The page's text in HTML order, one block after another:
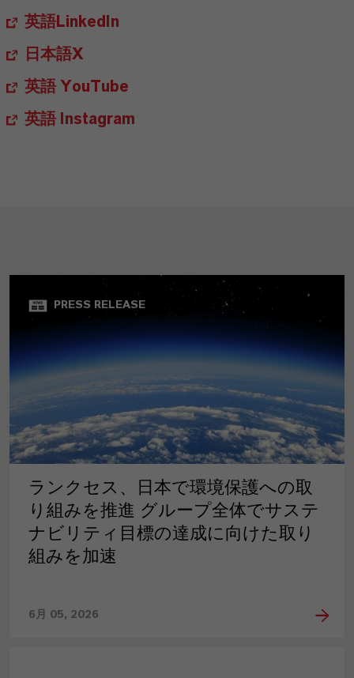
英語LinkedIn
日本語X
英語 YouTube
英語 Instagram
PRESS RELEASE
ランクセス、日本で環境保護への取
り組みを推進 グループ全体でサステ
ナビリティ目標の達成に向けた取り
組みを加速
6月 05, 2026